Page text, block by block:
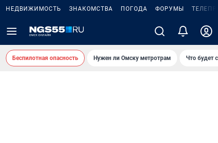
НЕДВИЖИМОСТЬ ЗНАКОМСТВА ПОГОДА ФОРУМЫ
Беспилотная опасность Нужен ли Омску метротрам Что будет